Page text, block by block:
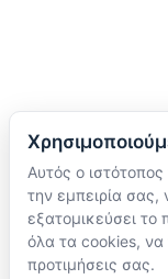
Ακολουθήστε μας
TikTok
Instagram
Facebook
Αυτός ο ιστότοπος
την εμπειρία σας,
εξατομικεύσει το
όλα τα cookies, να
προτιμήσεις σας.